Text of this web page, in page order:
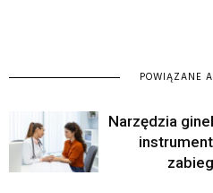
POWIĄZANE
Narzędzia